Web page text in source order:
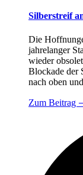
Silberstreif
Die
jahrelanger
wieder
Blockade der
nach oben
Zum Beitrag